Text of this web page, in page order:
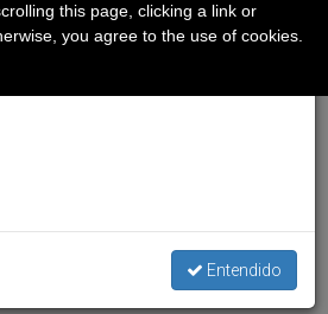
Entendido
this page, clicking a link or
you agree to the use of cookies.